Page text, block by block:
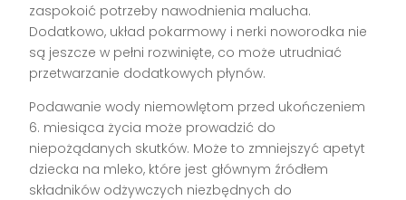
zaspokoić potrzeby nawodnienia malucha.
Dodatkowo, układ pokarmowy i nerki noworodka nie
są jeszcze w pełni rozwinięte, co może utrudniać
przetwarzanie dodatkowych płynów.
Podawanie wody niemowlętom przed ukończeniem
6. miesiąca życia może prowadzić do
niepożądanych skutków. Może to zmniejszyć apetyt
dziecka na mleko, które jest głównym źródłem
składników odżywczych niezbędnych do